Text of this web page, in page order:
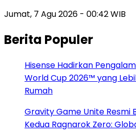
Jumat, 7 Agu 2026 - 00:42 WIB
Berita Populer
Hisense Hadirkan
World Cup 2026™ yang
Rumah
Gravity Game Unite Resmi
Kedua Ragnarok Zero: